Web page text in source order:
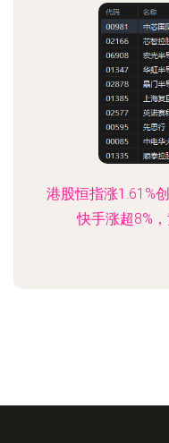
港股恒指涨1.61%
快手涨超8%